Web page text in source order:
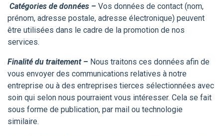
Catégories de données – Vos données de contact (nom,
prénom, adresse postale, adresse électronique) peuvent
être utilisées dans le cadre de la promotion de nos
services.
Finalité du traitement – Nous traitons ces données afin de
vous envoyer des communications relatives à notre
entreprise ou à des entreprises tierces sélectionnées avec
soin qui selon nous pourraient vous intéresser. Cela se fait
sous forme de publication, par mail ou technologie
similaire.